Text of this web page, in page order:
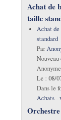
Achat de
taille
Achat
standard
Par
Le : 08/
Dans le
Achats -